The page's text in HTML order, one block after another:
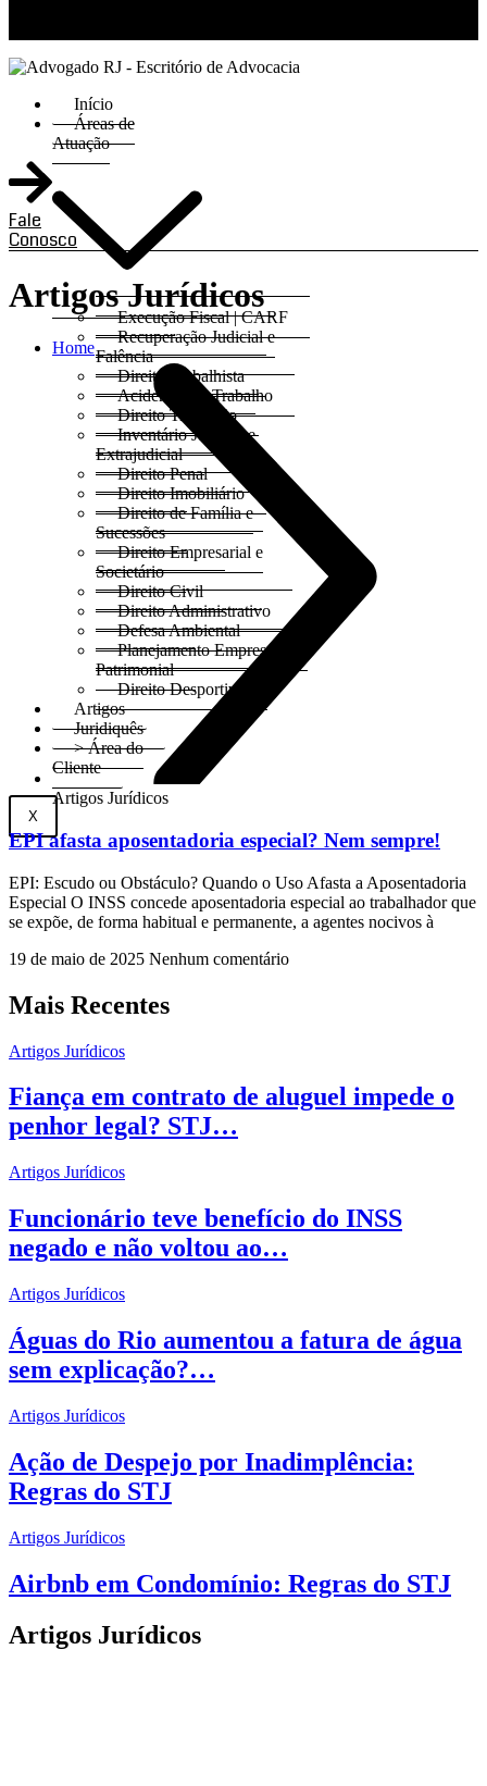
Início
Áreas de
Atuação
Execução Fiscal | CARF
Recuperação Judicial e
Falência
Direito Trabalhista
Acidentes do Trabalho
Direito Tributário
Inventário Judicial e
Extrajudicial
Direito Penal
Direito Imobiliário
Direito de Família e
Sucessões
Direito Empresarial e
Societário
Direito Civil
Direito Administrativo
Defesa Ambiental
Planejamento Empresarial e
Patrimonial
Direito Desportivo
Artigos
Juridiquês
> Área do
Cliente
X
Fale
Conosco
Artigos Jurídicos
Home
Artigos Jurídicos
EPI afasta aposentadoria especial? Nem sempre!
EPI: Escudo ou Obstáculo? Quando o Uso Afasta a Aposentadoria
Especial O INSS concede aposentadoria especial ao trabalhador que
se expõe, de forma habitual e permanente, a agentes nocivos à
19 de maio de 2025 Nenhum comentário
Mais Recentes
Artigos Jurídicos
Fiança em contrato de aluguel impede o
penhor legal? STJ…
Artigos Jurídicos
Funcionário teve benefício do INSS
negado e não voltou ao…
Artigos Jurídicos
Águas do Rio aumentou a fatura de água
sem explicação?…
Artigos Jurídicos
Ação de Despejo por Inadimplência:
Regras do STJ
Artigos Jurídicos
Airbnb em Condomínio: Regras do STJ
Artigos Jurídicos